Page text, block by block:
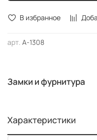
В избранное
арт. А-1308
Замки и фурнитура
Характеристики